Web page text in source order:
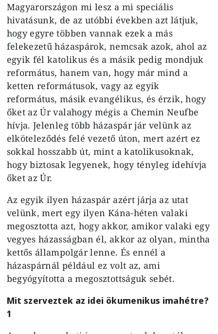
Magyarországon mi lesz a mi speciális
hivatásunk, de az utóbbi években azt látjuk,
hogy egyre többen vannak ezek a más
felekezetű házaspárok, nemcsak azok, ahol az
egyik fél katolikus és a másik pedig mondjuk
református, hanem van, hogy már mind a
ketten reformátusok, vagy az egyik
református, másik evangélikus, és érzik, hogy
őket az Úr valahogy mégis a Chemin Neufbe
hívja. Jelenleg több házaspár jár velünk az
elköteleződés felé vezető úton, mert azért ez
sokkal hosszabb út, mint a katolikusoknak,
hogy biztosak legyenek, hogy tényleg idehívja
őket az Úr.
Az egyik ilyen házaspár azért járja az utat
velünk, mert egy ilyen Kána-héten valaki
megosztotta azt, hogy akkor, amikor valaki egy
vegyes házasságban él, akkor az olyan, mintha
kettős állampolgár lenne. És ennél a
házaspárnál például ez volt az, ami
begyógyította a megosztottságuk sebét.
Mit szerveztek az idei ökumenikus imahétre?
1